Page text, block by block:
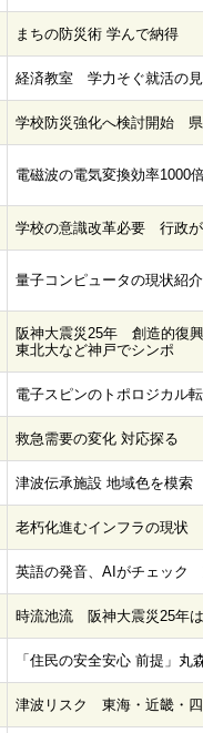
まちの防災術 学んで納得
経済教室 学力そぐ就活の
学校防災強化へ検討開始
電磁波の電気変換効率1000
学校の意識改革必要 行政
量子コンピュータの現状紹介
阪神大震災25年 創造的復
東北大など神戸でシンポ
電子スピンのトポロジカル
救急需要の変化 対応探る
津波伝承施設 地域色を模索
老朽化進むインフラの現状
英語の発音、AIがチェッ
時流池流 阪神大震災25年
「住民の安全安心 前提」丸
津波リスク 東海・近畿・